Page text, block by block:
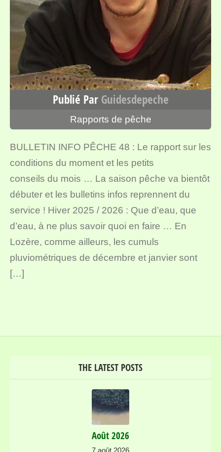
Publié Par Guidesdepeche
Rapports de pêche
BULLETIN INFO PÊCHE 48 : Le rapport sur les
conditions du moment et les petits
conseils du mois … La saison pêche va bientôt
débuter et les bulletins infos reprennent du
service ! Hiver 2025 / 2026 : Que d’eau, que
d’eau, à ne plus savoir quoi en faire … En
Lozère, comme ailleurs, les cumuls
pluviométriques de décembre et janvier sont
[…]
THE LATEST POSTS
Août 2026
7 août 2026